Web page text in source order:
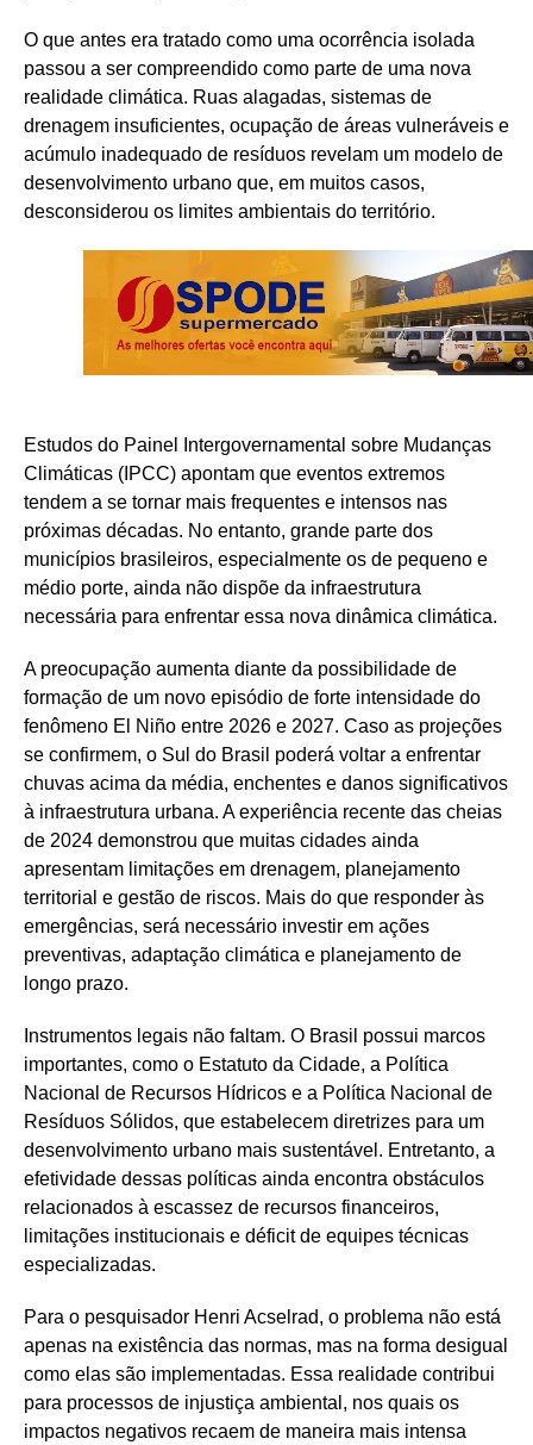
O que antes era tratado como uma ocorrência isolada
passou a ser compreendido como parte de uma nova
realidade climática. Ruas alagadas, sistemas de
drenagem insuficientes, ocupação de áreas vulneráveis e
acúmulo inadequado de resíduos revelam um modelo de
desenvolvimento urbano que, em muitos casos,
desconsiderou os limites ambientais do território.
Estudos do Painel Intergovernamental sobre Mudanças
Climáticas (IPCC) apontam que eventos extremos
tendem a se tornar mais frequentes e intensos nas
próximas décadas. No entanto, grande parte dos
municípios brasileiros, especialmente os de pequeno e
médio porte, ainda não dispõe da infraestrutura
necessária para enfrentar essa nova dinâmica climática.
A preocupação aumenta diante da possibilidade de
formação de um novo episódio de forte intensidade do
fenômeno El Niño entre 2026 e 2027. Caso as projeções
se confirmem, o Sul do Brasil poderá voltar a enfrentar
chuvas acima da média, enchentes e danos significativos
à infraestrutura urbana. A experiência recente das cheias
de 2024 demonstrou que muitas cidades ainda
apresentam limitações em drenagem, planejamento
territorial e gestão de riscos. Mais do que responder às
emergências, será necessário investir em ações
preventivas, adaptação climática e planejamento de
longo prazo.
Instrumentos legais não faltam. O Brasil possui marcos
importantes, como o Estatuto da Cidade, a Política
Nacional de Recursos Hídricos e a Política Nacional de
Resíduos Sólidos, que estabelecem diretrizes para um
desenvolvimento urbano mais sustentável. Entretanto, a
efetividade dessas políticas ainda encontra obstáculos
relacionados à escassez de recursos financeiros,
limitações institucionais e déficit de equipes técnicas
especializadas.
Para o pesquisador Henri Acselrad, o problema não está
apenas na existência das normas, mas na forma desigual
como elas são implementadas. Essa realidade contribui
para processos de injustiça ambiental, nos quais os
impactos negativos recaem de maneira mais intensa